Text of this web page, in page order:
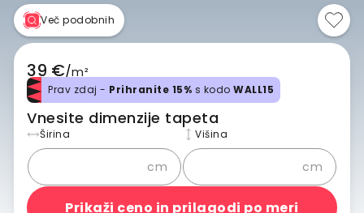
Več podobnih
39 €/m²
Prav zdaj - Prihranite 15% s kodo WALL15
Vnesite dimenzije tapeta
Širina
cm
Višina
cm
Prikaži ceno in prilagodi po meri